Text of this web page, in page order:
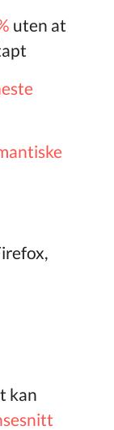
uten at
kan